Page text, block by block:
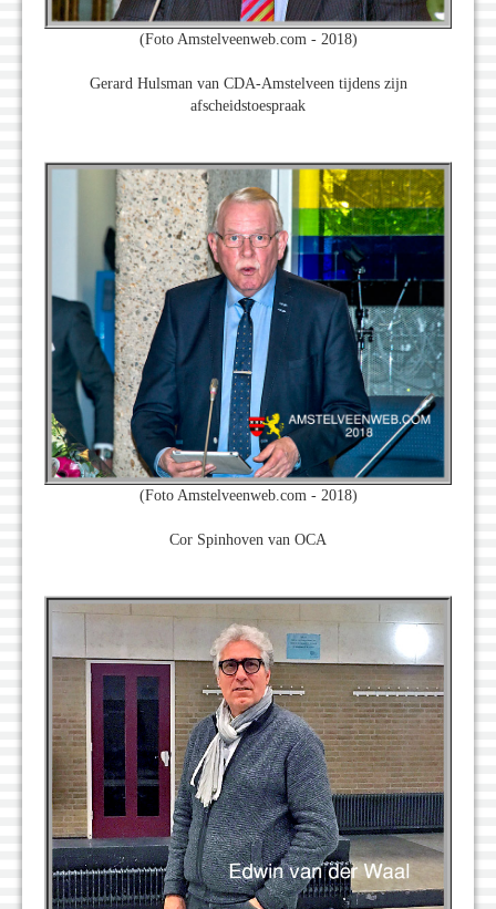
(Foto Amstelveenweb.com - 2018)
Gerard Hulsman van CDA-Amstelveen tijdens zijn
afscheidstoespraak
(Foto Amstelveenweb.com - 2018)
Cor Spinhoven van OCA